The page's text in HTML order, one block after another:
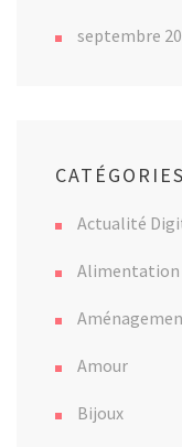
septembre
CATÉGORIES
Actualité
Alimentation
Amour
Bijoux